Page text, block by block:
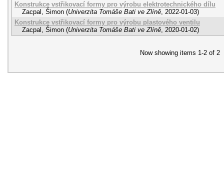
Konstrukce vstřikovací formy pro výrobu elektrotechnického dílu
Zacpal, Šimon (Univerzita Tomáše Bati ve Zlíně, 2022-01-03)
Konstrukce vstřikovací formy pro výrobu plastového ventilu
Zacpal, Šimon (Univerzita Tomáše Bati ve Zlíně, 2020-01-02)
Now showing items 1-2 of 2